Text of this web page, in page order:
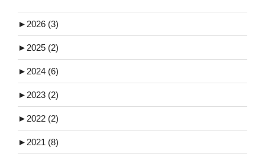
► 2026 (3)
► 2025 (2)
► 2024 (6)
► 2023 (2)
► 2022 (2)
► 2021 (8)